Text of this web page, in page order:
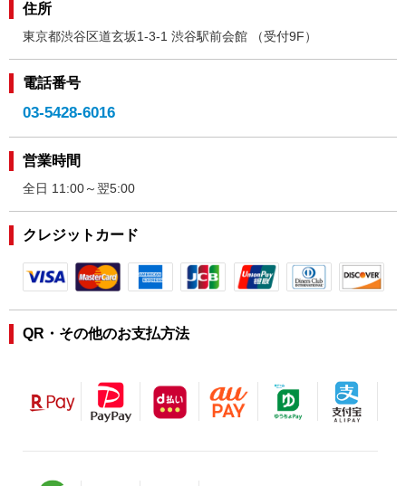
住所
東京都渋谷区道玄坂1-3-1 渋谷駅前会館 （受付9F）
電話番号
03-5428-6016
営業時間
全日 11:00～翌5:00
クレジットカード
QR・その他のお支払方法